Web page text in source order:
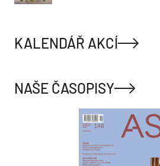
KALENDÁŘ AKCÍ
NAŠE ČASOPISY